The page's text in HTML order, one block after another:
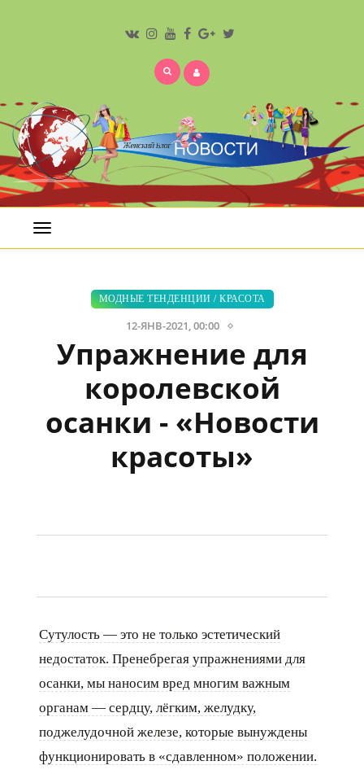
Открыть
меню
МОДНЫЕ ТЕНДЕНЦИИ / КРАСОТА
12-ЯНВ-2021, 00:00
Упражнение для
королевской
осанки - «Новости
красоты»
Сутулость — это не только эстетический
недостаток. Пренебрегая упражнениями для
осанки, мы наносим вред многим важным
органам — сердцу, лёгким, желудку,
поджелудочной железе, которые вынуждены
функционировать в «сдавленном» положении.